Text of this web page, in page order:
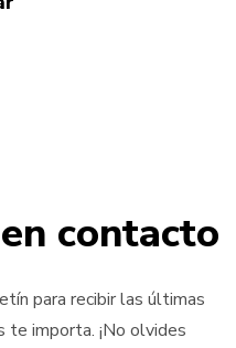
contacto
para recibir las últimas
te importa. ¡No olvides